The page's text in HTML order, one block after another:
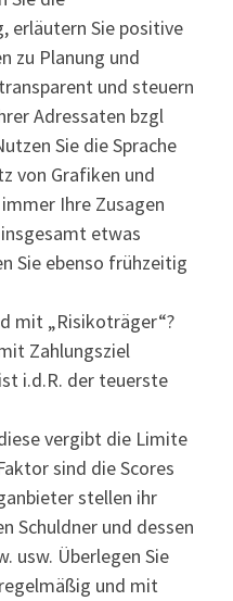
erläutern Sie positive
zu Planung und
und steuern
Adressaten bzgl
Sie die Sprache
von Grafiken und
Ihre Zusagen
etwas
Sie ebenso frühzeitig
mit „Risikoträger“?
Zahlungsziel
i.d.R. der teuerste
vergibt die Limite
sind die Scores
stellen ihr
Schuldner und dessen
usw. Überlegen Sie
und mit